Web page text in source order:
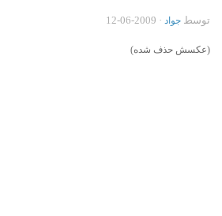
توسط جواد ·
2009-06-12
(عکسش حذف شده)